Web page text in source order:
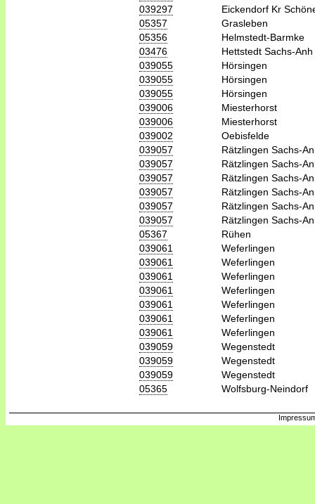
039297
Eickendorf Kr
05357
Grasleben
05356
Helmstedt-Barmke
03476
Hettstedt Sachs-Anh
039055
Hörsingen
039055
Hörsingen
039055
Hörsingen
039006
Miesterhorst
039006
Miesterhorst
039002
Oebisfelde
039057
Rätzlingen Sachs-
039057
Rätzlingen Sachs-
039057
Rätzlingen Sachs-
039057
Rätzlingen Sachs-
039057
Rätzlingen Sachs-
039057
Rätzlingen Sachs-
05367
Rühen
039061
Weferlingen
039061
Weferlingen
039061
Weferlingen
039061
Weferlingen
039061
Weferlingen
039061
Weferlingen
039061
Weferlingen
039059
Wegenstedt
039059
Wegenstedt
039059
Wegenstedt
05365
Wolfsburg-Neindorf